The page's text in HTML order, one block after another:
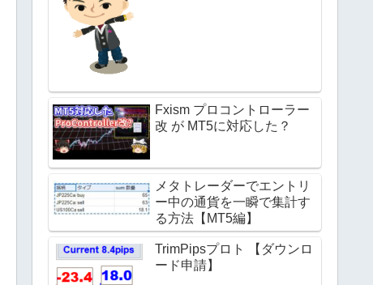
Fxism プロコントローラー
改 が MT5に対応した？
メタトレーダーでエントリ
ー中の通貨を一瞬で集計す
る方法【MT5編】
TrimPipsプロト 【ダウンロ
ード申請】